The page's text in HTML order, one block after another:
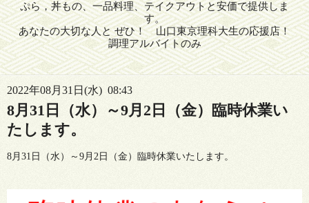
ぷら，丼もの、一品料理、テイクアウトと安価で提供しま
す。
あなたの大切な人と ぜひ！ 山口東京理科大生の応援店！
調理アルバイトのみ
2022年08月31日(水) 08:43
8月31日（水）～9月2日（金）臨時休業い
たします。
8月31日（水）～9月2日（金）臨時休業いたします。